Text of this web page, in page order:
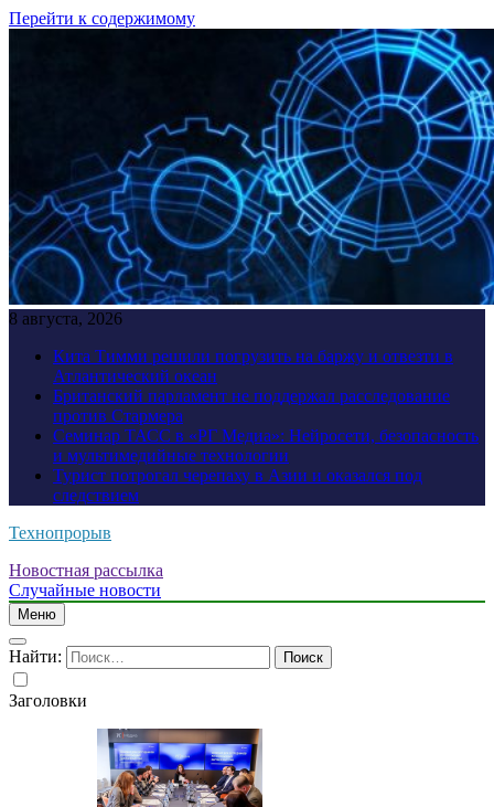
Перейти к содержимому
8 августа, 2026
Кита Тимми решили погрузить на баржу и отвезти в
Атлантический океан
Британский парламент не поддержал расследование
против Стармера
Семинар ТАСС в «РГ Медиа»: Нейросети, безопасность
и мультимедийные технологии
Турист потрогал черепаху в Азии и оказался под
следствием
Технопрорыв
Новостная рассылка
Случайные новости
Меню
Найти:
Заголовки